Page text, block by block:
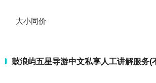
大小同价
鼓浪屿五星导游中文私享人工讲解服务(